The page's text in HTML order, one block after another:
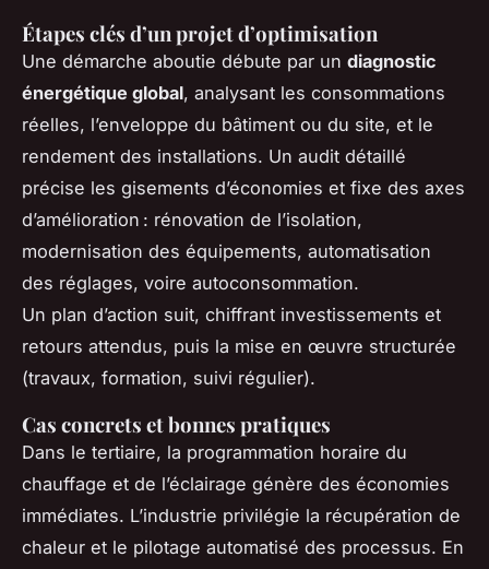
Étapes clés d’un projet d’optimisation
Une démarche aboutie débute par un diagnostic
énergétique global, analysant les consommations
réelles, l’enveloppe du bâtiment ou du site, et le
rendement des installations. Un audit détaillé
précise les gisements d’économies et fixe des axes
d’amélioration : rénovation de l’isolation,
modernisation des équipements, automatisation
des réglages, voire autoconsommation.
Un plan d’action suit, chiffrant investissements et
retours attendus, puis la mise en œuvre structurée
(travaux, formation, suivi régulier).
Cas concrets et bonnes pratiques
Dans le tertiaire, la programmation horaire du
chauffage et de l’éclairage génère des économies
immédiates. L’industrie privilégie la récupération de
chaleur et le pilotage automatisé des processus. En